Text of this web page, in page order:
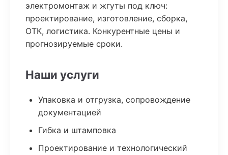
электромонтаж и жгуты под ключ:
проектирование, изготовление, сборка,
ОТК, логистика. Конкурентные цены и
прогнозируемые сроки.
Наши услуги
Упаковка и отгрузка, сопровождение
документацией
Гибка и штамповка
Проектирование и технологический